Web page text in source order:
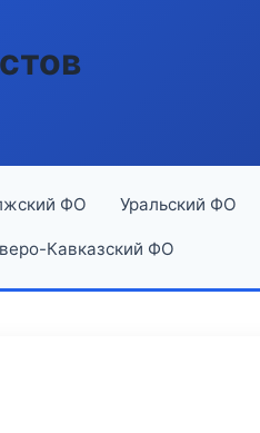
ФО Уральский ФО
Кавказский ФО